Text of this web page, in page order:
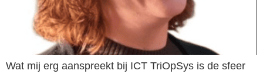
Wat mij erg aanspreekt bij ICT TriOpSys is de sfeer